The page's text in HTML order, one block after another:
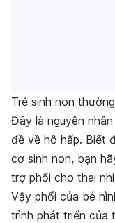
Trẻ sinh non
Đây là nguyên
đề về hô hấp. Biết
cơ sinh non, bạn
trợ phổi cho thai
Vậy phổi của bé
trình phát triển của